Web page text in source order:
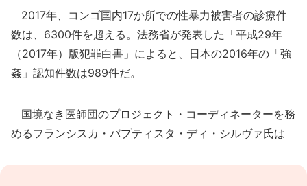
2017年、コンゴ国内17か所での性暴力被害者の診療件
数は、6300件を超える。法務省が発表した「平成29年
（2017年）版犯罪白書」によると、日本の2016年の「強
姦」認知件数は989件だ。
国境なき医師団のプロジェクト・コーディネーターを務
めるフランシスカ・バプティスタ・ディ・シルヴァ氏は